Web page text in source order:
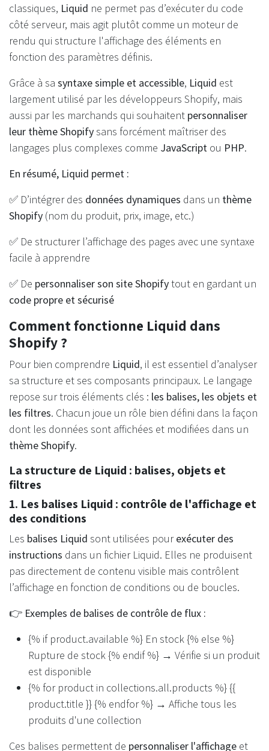
classiques, Liquid ne permet pas d’exécuter du code
côté serveur, mais agit plutôt comme un moteur de
rendu qui structure l'affichage des éléments en
fonction des paramètres définis.
Grâce à sa syntaxe simple et accessible, Liquid est
largement utilisé par les développeurs Shopify, mais
aussi par les marchands qui souhaitent personnaliser
leur thème Shopifysans forcément maîtriser des
langages plus complexes comme JavaScript ou PHP.
En résumé, Liquid permet :
✅ D’intégrer des données dynamiques dans un thème
Shopify (nom du produit, prix, image, etc.)
✅ De structurer l’affichage des pages avec une syntaxe
facile à apprendre
✅ De personnaliser son site Shopifytout en gardant un
code propre et sécurisé
Comment fonctionne Liquid dans
Shopify ?
Pour bien comprendre Liquid, il est essentiel d’analyser
sa structure et ses composants principaux. Le langage
repose sur trois éléments clés : les balises, les objets et
les filtres. Chacun joue un rôle bien défini dans la façon
dont les données sont affichées et modifiées dans un
thème Shopify.
La structure de Liquid : balises, objets et
filtres
1. Les balises Liquid : contrôle de l'affichage et
des conditions
Les balises Liquid sont utilisées pourexécuter des
instructions dans un fichier Liquid. Elles ne produisent
pas directement de contenu visible mais contrôlent
l’affichage en fonction de conditions ou de boucles.
👉 Exemples de balises de contrôle de flux :
{% if product.available %} En stock {% else %}
Rupture de stock {% endif %} → Vérifie si un produit
est disponible
{% for product in collections.all.products %} {{
product.title }} {% endfor %} → Affiche tous les
produits d'une collection
Ces balises permettent de personnaliser l'affichage et